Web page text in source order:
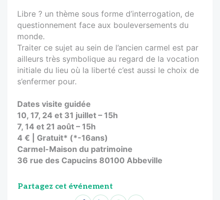
Libre ? un thème sous forme d’interrogation, de
questionnement face aux bouleversements du
monde.
Traiter ce sujet au sein de l’ancien carmel est par
ailleurs très symbolique au regard de la vocation
initiale du lieu où la liberté c’est aussi le choix de
s’enfermer pour.
Dates visite guidée
10, 17, 24 et 31 juillet – 15h
7, 14 et 21 août – 15h
4 € | Gratuit* (*-16ans)
Carmel-Maison du patrimoine
36 rue des Capucins 80100 Abbeville
Partagez cet événement